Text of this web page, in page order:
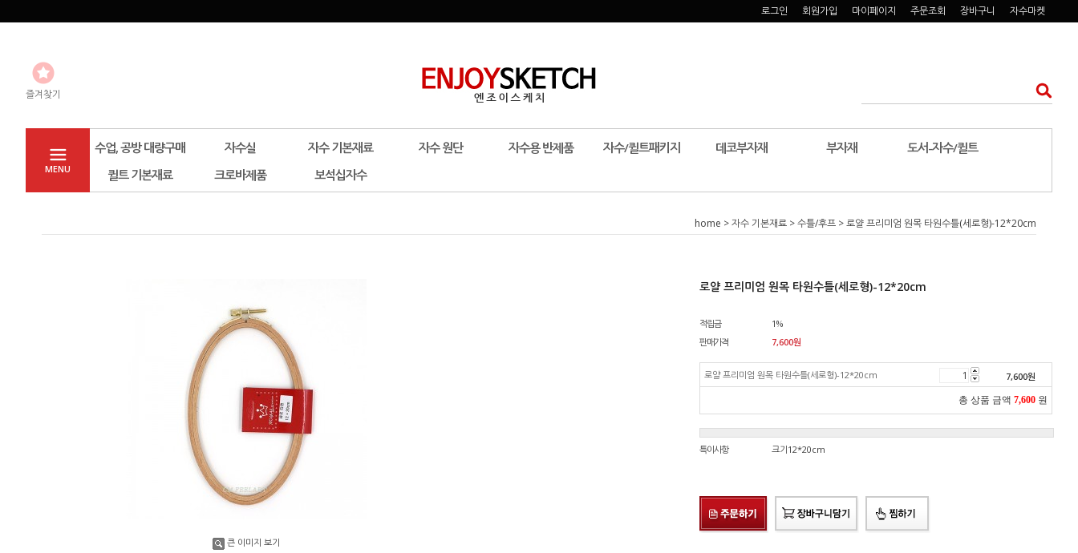
로그인 회원가입 마이페이지 주문조회 장바구니 자수마켓
즐겨찾기
MENU
수업, 공방 대량구매 자수실 자수 기본재료 자수 원단 자수용 반제품 자수/퀼트패키지 데코부자재 부자재
도서-자수/퀼트
퀼트 기본재료
크로바제품 보석십자수
home >자수 기본재료 >수틀/후프 > 로얄 프리미엄 원목 타원수틀(세로형)-12*20cm
큰 이미지 보기
로얄 프리미엄 원목 타원수틀(세로형)-12*20cm
적립금
1%
판매가격
7,600원
로얄 프리미엄 원목 타원수틀(세로형)-12*20cm 7,600원
총 상품 금액 7,600 원
특이사항 크기12*20cm